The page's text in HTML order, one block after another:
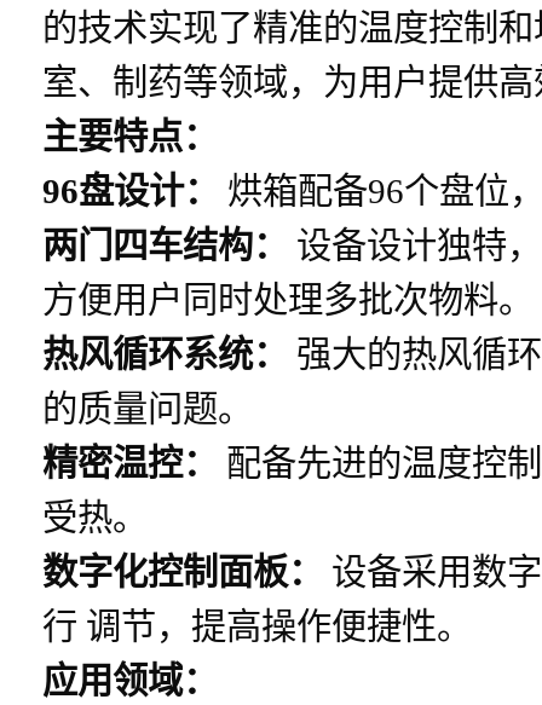
的技术实现了精准的温度控制
室、制药等领域，为用户提供
主要特点：
96盘设计：
烘箱配备96个盘位
两门四车结构：
设备设计独特
方便用户同时处理多批次物料。
热风循环系统：
强大的热风循
的质量问题。
精密温控：
配备先进的温度控
受热。
数字化控制面板：
设备采用数
行 调节，提高操作便捷性。
应用领域：